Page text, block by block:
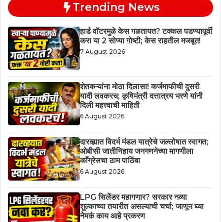
Trending News
हार्ड वॉटरमुळे केस गळतायत? टक्कल पडण्यापूर्वी
करा या 2 सोप्या गोष्टी; केस राहतील मजबूत!
7 August 2026
शेतकऱ्यांना मोठा दिलासा! कर्जमाफीची दुसरी
यादी लवकरच; कृषिमंत्री दत्तात्रय भरणे यांनी
दिली महत्त्वाची माहिती
6 August 2026
दारव्ह्यात विदर्भ मंडल यात्रेचे जल्लोषात स्वागत;
ओबीसी जातीनिहाय जनगणनेच्या मागणीला
काँग्रेसचा ठाम पाठिंबा
6 August 2026
LPG सिलेंडर महागणार? सरकार नव्या
शुल्काच्या तयारीत असल्याची चर्चा; जाणून घ्या
नेमकं काय आहे प्रकरण